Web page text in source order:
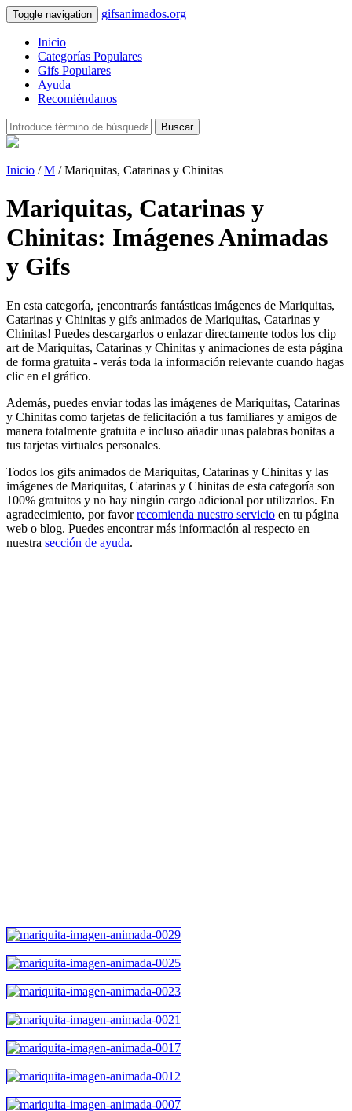
Toggle navigation gifsanimados.org
Inicio
Categorías Populares
Gifs Populares
Ayuda
Recomiéndanos
Buscar
Inicio /M / Mariquitas, Catarinas y Chinitas
Mariquitas, Catarinas y
Chinitas: Imágenes Animadas
y Gifs
En esta categoría, ¡encontrarás fantásticas imágenes de Mariquitas,
Catarinas y Chinitas y gifs animados de Mariquitas, Catarinas y
Chinitas! Puedes descargarlos o enlazar directamente todos los clip
art de Mariquitas, Catarinas y Chinitas y animaciones de esta página
de forma gratuita - verás toda la información relevante cuando hagas
clic en el gráfico.
Además, puedes enviar todas las imágenes de Mariquitas, Catarinas
y Chinitas como tarjetas de felicitación a tus familiares y amigos de
manera totalmente gratuita e incluso añadir unas palabras bonitas a
tus tarjetas virtuales personales.
Todos los gifs animados de Mariquitas, Catarinas y Chinitas y las
imágenes de Mariquitas, Catarinas y Chinitas de esta categoría son
100% gratuitos y no hay ningún cargo adicional por utilizarlos. En
agradecimiento, por favorrecomienda nuestro servicio en tu página
web o blog. Puedes encontrar más información al respecto en
nuestra sección de ayuda.